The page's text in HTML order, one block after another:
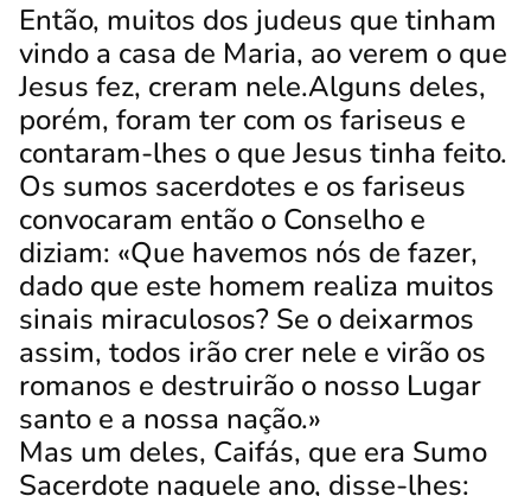
Então, muitos dos judeus que tinham
vindo a casa de Maria, ao verem o que
Jesus fez, creram nele.Alguns deles,
porém, foram ter com os fariseus e
contaram-lhes o que Jesus tinha feito.
Os sumos sacerdotes e os fariseus
convocaram então o Conselho e
diziam: «Que havemos nós de fazer,
dado que este homem realiza muitos
sinais miraculosos? Se o deixarmos
assim, todos irão crer nele e virão os
romanos e destruirão o nosso Lugar
santo e a nossa nação.»
Mas um deles, Caifás, que era Sumo
Sacerdote naquele ano, disse-lhes: